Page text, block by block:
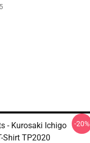
- Kurosaki Ichigo
Shirt TP2020
-20%